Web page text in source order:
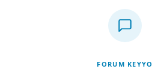
FORUM KEYYO